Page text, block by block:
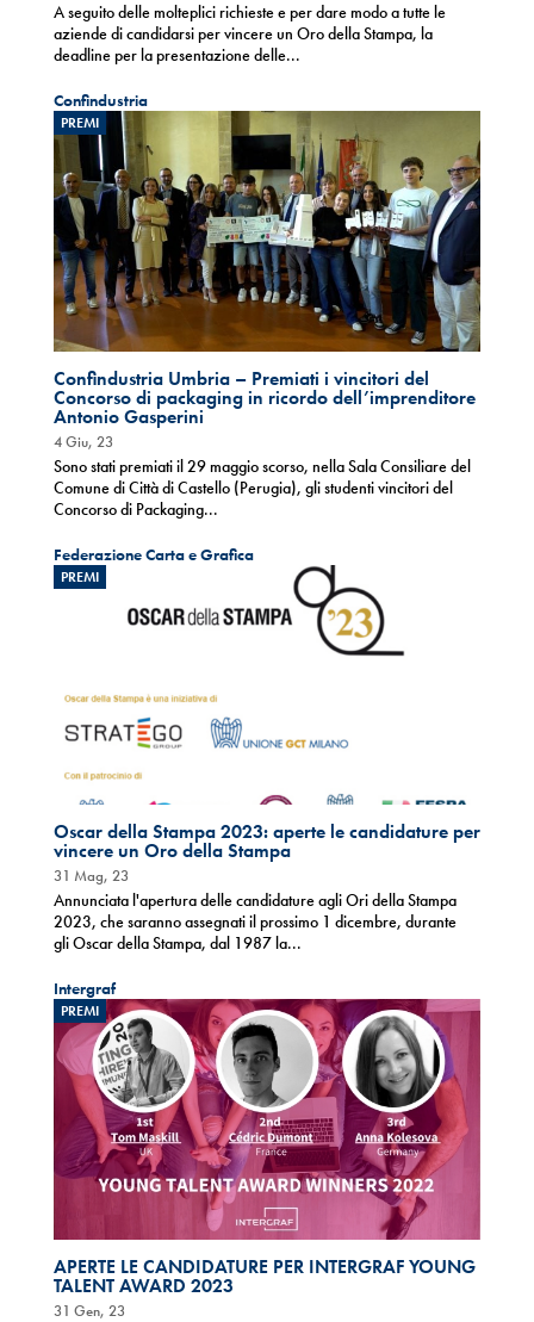
A seguito delle molteplici richieste e per dare modo a tutte le
aziende di candidarsi per vincere un Oro della Stampa, la
deadline per la presentazione delle...
Confindustria
PREMI
Confindustria Umbria – Premiati i vincitori del
Concorso di packaging in ricordo dell’imprenditore
Antonio Gasperini
4 Giu, 23
Sono stati premiati il 29 maggio scorso, nella Sala Consiliare del
Comune di Città di Castello (Perugia), gli studenti vincitori del
Concorso di Packaging...
Federazione Carta e Grafica
PREMI
Oscar della Stampa 2023: aperte le candidature per
vincere un Oro della Stampa
31 Mag, 23
Annunciata l'apertura delle candidature agli Ori della Stampa
2023, che saranno assegnati il prossimo 1 dicembre, durante
gli Oscar della Stampa, dal 1987 la...
Intergraf
PREMI
APERTE LE CANDIDATURE PER INTERGRAF YOUNG
TALENT AWARD 2023
31 Gen, 23